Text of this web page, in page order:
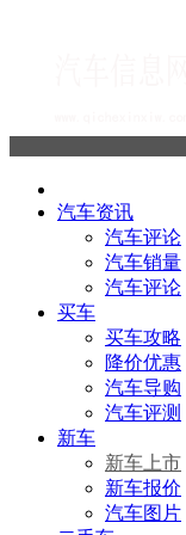
汽车资讯
汽车评论
汽车销量
汽车评论
买车
买车攻略
降价优惠
汽车导购
汽车评测
新车
新车上市
新车报价
汽车图片